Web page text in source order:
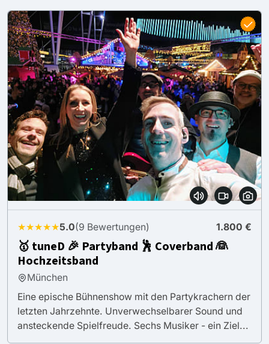
★★★★★5.0(9 Bewertungen) 1.800 €
🥇 tuneD 🎉 Partyband 🕺 Coverband 👰
Hochzeitsband
München
Eine epische Bühnenshow mit den Partykrachern der
letzten Jahrzehnte. Unverwechselbarer Sound und
ansteckende Spielfreude. Sechs Musiker - ein Ziel...